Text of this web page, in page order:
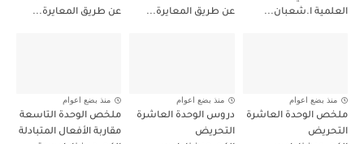
العلمية ا.شعبان...
عن طريق المعايرة...
عن طريق المعايرة...
منذ بضع اعوام
ملخص الوحدة العاشرة
التحريض
منذ بضع اعوام
دروس الوحدة العاشرة
التحريض
منذ بضع اعوام
ملخص الوحدة التاسعة
مقاربة الأفعال المتبادلة